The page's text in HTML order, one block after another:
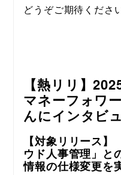
どうぞご期待くださ
【熱リリ】
マネーフォワ
んにインタビ
【対象リリース
ウド人事管理」と
情報の仕様変更を